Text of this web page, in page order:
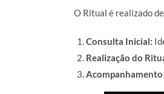
O Ritual é realizado
Consulta Inicial:
Realização do